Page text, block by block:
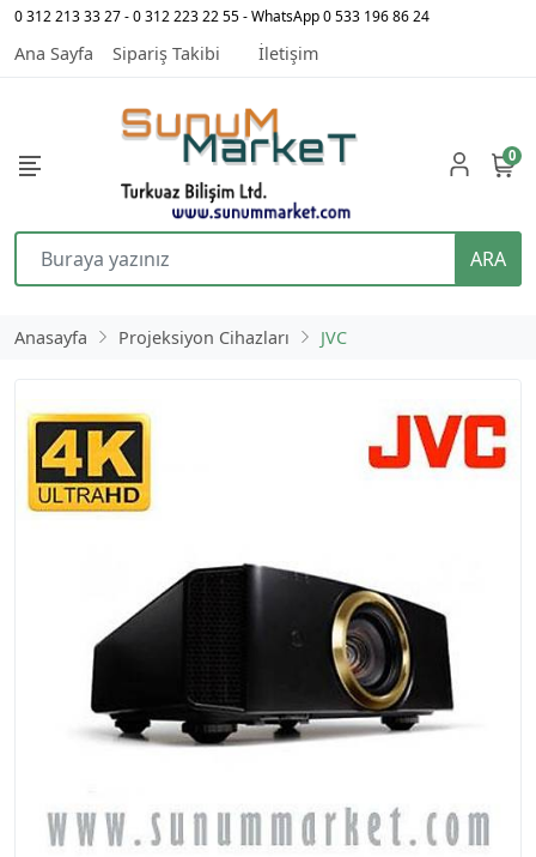
0 312 213 33 27 - 0 312 223 22 55 - WhatsApp 0 533 196 86 24
Ana Sayfa Sipariş Takibi İletişim
ARA
0
Anasayfa Projeksiyon Cihazları JVC